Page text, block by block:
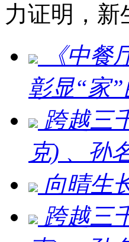
力证明，新
《中
彰显“家
跨越三
克) 、孙
向晴生
跨越三